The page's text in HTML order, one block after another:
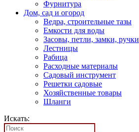
Фурнитура
Дом, сад и огород
Ведра, строительные тазы
Емкости для воды
Засовы, петли, замки, ручки
Лестницы
Рабица
Расходные материалы
Садовый инструмент
Решетки садовые
Хозяйственные товары
Шланги
Искать: